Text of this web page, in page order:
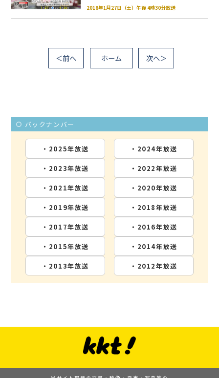
2018年1月27日（土）午後 4時30分放送
＜前へ ホーム 次へ＞
バックナンバー
・2025年放送 ・2024年放送
・2023年放送 ・2022年放送
・2021年放送 ・2020年放送
・2019年放送 ・2018年放送
・2017年放送 ・2016年放送
・2015年放送 ・2014年放送
・2013年放送 ・2012年放送